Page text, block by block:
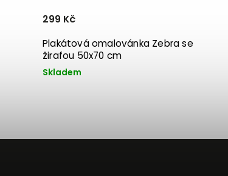
Plakátová omalovánka Zebra se
žirafou 50x70 cm
Skladem
299 Kč